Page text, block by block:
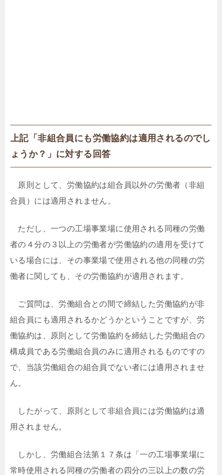
上記「非組合員にも労働協約は適用されるのでし
ょうか？」に対する回答
原則として、労働協約は組合員以外の労働者（非組
合員）には適用されません。
ただし、一つの工場事業場に使用される同種の労働
者の４分の３以上の労働者が労働協約の適用を受けて
いる場合には、その事業場で使用される他の同種の労
働者に関しても、その労働協約が適用されます。
ご質問は、労働組合との間で締結した労働協約が非
組合員にも適用されるかどうかということですが、労
働協約は、原則として労働協約を締結した労働組合の
構成員である労働組合員のみに適用されるものですの
で、当該労働組合の組合員でない者には適用されませ
ん。
したがって、原則として非組合員には労働協約は適
用されません。
しかし、労働組合法第１７条は「一の工場事業場に
常時使用される同種の労働者の四分の三以上の数の労